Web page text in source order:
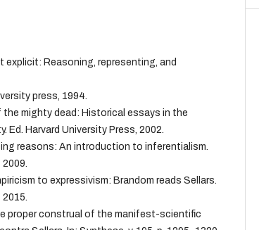
explicit: Reasoning, representing, and
press, 1994.
the mighty dead: Historical essays in the
Harvard University Press, 2002.
reasons: An introduction to inferentialism.
to expressivism: Brandom reads Sellars.
proper construal of the manifest-scientific